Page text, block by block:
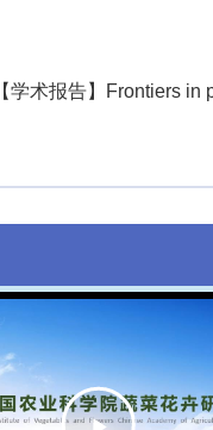
【学术报告】Frontiers in